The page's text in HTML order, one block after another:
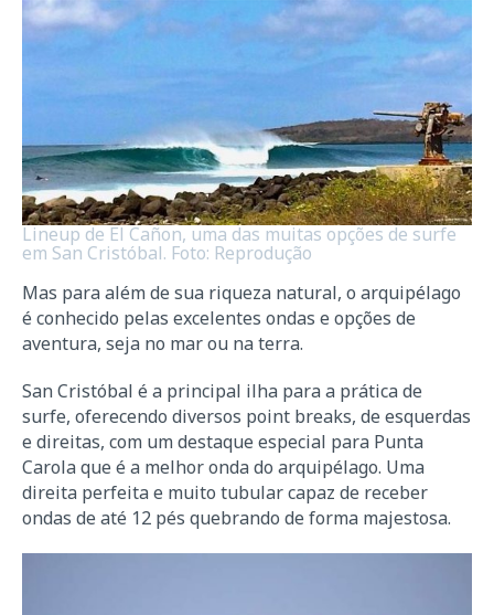
Lineup de El Cañon, uma das muitas opções de surfe
em San Cristóbal. Foto: Reprodução
Mas para além de sua riqueza natural, o arquipélago
é conhecido pelas excelentes ondas e opções de
aventura, seja no mar ou na terra.
San Cristóbal é a principal ilha para a prática de
surfe, oferecendo diversos point breaks, de esquerdas
e direitas, com um destaque especial para Punta
Carola que é a melhor onda do arquipélago. Uma
direita perfeita e muito tubular capaz de receber
ondas de até 12 pés quebrando de forma majestosa.